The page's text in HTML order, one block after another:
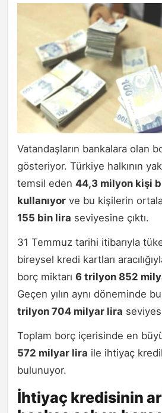
Vatandaşların bankalara olan
gösteriyor. Türkiye halkının
temsil eden 44,3 milyon kişi
kullanıyor ve bu kişilerin
155 bin lira seviyesine çıktı.
31 Temmuz tarihi itibarıyla
bireysel kredi kartları
borç miktarı 6 trilyon 852
Geçen yılın aynı döneminde
trilyon 704 milyar lira
Toplam borç içerisinde en
572 milyar lira ile ihtiyaç
bulunuyor.
İhtiyaç kredisinin